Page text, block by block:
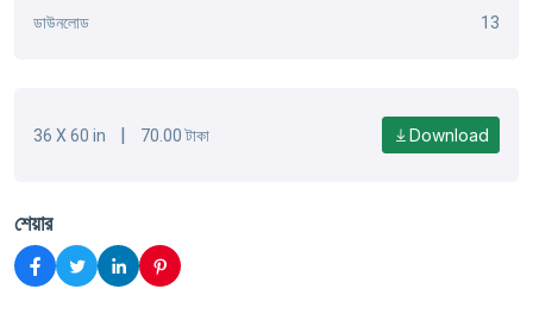
ডাউনলোড
13
36 X 60 in | 70.00 টাকা Download
শেয়ার